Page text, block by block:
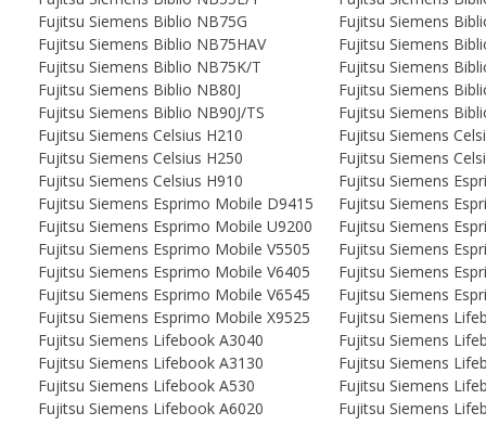
Fujitsu Siemens Biblio NB75G
Fujitsu Siemens
Fujitsu Siemens Biblio NB75HAV
Fujitsu Siemens
Fujitsu Siemens Biblio NB75K/T
Fujitsu Siemens
Fujitsu Siemens Biblio NB80J
Fujitsu Siemens
Fujitsu Siemens Biblio NB90J/TS
Fujitsu Siemens
Fujitsu Siemens Celsius H210
Fujitsu Siemens
Fujitsu Siemens Celsius H250
Fujitsu Siemens
Fujitsu Siemens Celsius H910
Fujitsu Siemens
Fujitsu Siemens Esprimo Mobile D9415
Fujitsu Siemens
Fujitsu Siemens Esprimo Mobile U9200
Fujitsu Siemens
Fujitsu Siemens Esprimo Mobile V5505
Fujitsu Siemens
Fujitsu Siemens Esprimo Mobile V6405
Fujitsu Siemens
Fujitsu Siemens Esprimo Mobile V6545
Fujitsu Siemens
Fujitsu Siemens Esprimo Mobile X9525
Fujitsu Siemens
Fujitsu Siemens Lifebook A3040
Fujitsu Siemens
Fujitsu Siemens Lifebook A3130
Fujitsu Siemens
Fujitsu Siemens Lifebook A530
Fujitsu Siemens
Fujitsu Siemens Lifebook A6020
Fujitsu Siemens